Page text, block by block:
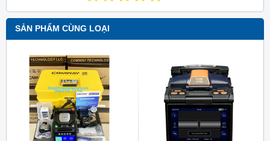
SẢN PHẨM CÙNG LOẠI